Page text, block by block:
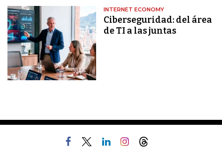
INTERNET ECONOMY
Ciberseguridad: del área
de TI a las juntas